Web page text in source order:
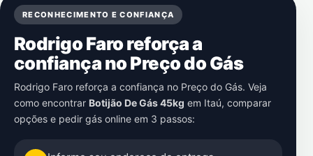
RECONHECIMENTO E CONFIANÇA
Rodrigo Faro reforça a
confiança no Preço do Gás
Rodrigo Faro reforça a confiança no Preço do Gás. Veja
como encontrar Botijão De Gás 45kg em Itaú, comparar
opções e pedir gás online em 3 passos: